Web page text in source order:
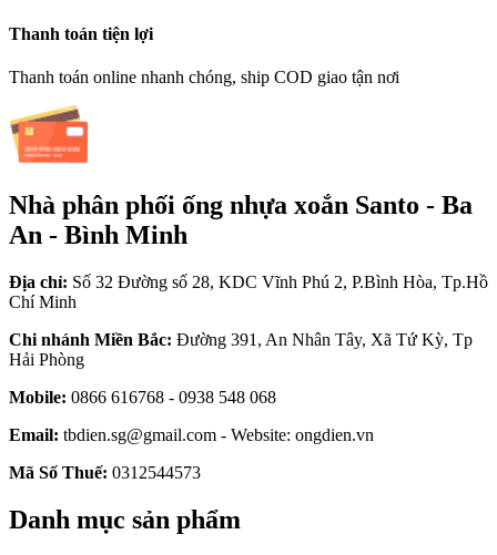
Thanh toán tiện lợi
Thanh toán online nhanh chóng, ship COD giao tận nơi
Nhà phân phối ống nhựa xoắn Santo - Ba
An - Bình Minh
Địa chỉ: Số 32 Đường số 28, KDC Vĩnh Phú 2, P.Bình Hòa, Tp.Hồ
Chí Minh
Chi nhánh Miền Bắc: Đường 391, An Nhân Tây, Xã Tứ Kỳ, Tp
Hải Phòng
Mobile: 0866 616768 - 0938 548 068
Email: tbdien.sg@gmail.com - Website: ongdien.vn
Mã Số Thuế: 0312544573
Danh mục sản phẩm